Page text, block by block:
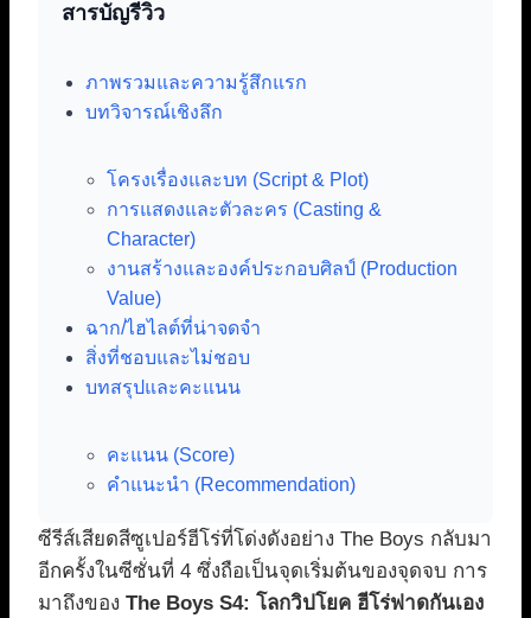
สารบัญรีวิว
ภาพรวมและความรู้สึกแรก
บทวิจารณ์เชิงลึก
โครงเรื่องและบท (Script & Plot)
การแสดงและตัวละคร (Casting &
Character)
งานสร้างและองค์ประกอบศิลป์ (Production
Value)
ฉาก/ไฮไลต์ที่น่าจดจำ
สิ่งที่ชอบและไม่ชอบ
บทสรุปและคะแนน
คะแนน (Score)
คำแนะนำ (Recommendation)
ซีรีส์เสียดสีซูเปอร์ฮีโร่ที่โด่งดังอย่าง The Boys กลับมา
อีกครั้งในซีซั่นที่ 4 ซึ่งถือเป็นจุดเริ่มต้นของจุดจบ การ
มาถึงของ The Boys S4: โลกวิปโยค ฮีโร่ฟาดกันเอง